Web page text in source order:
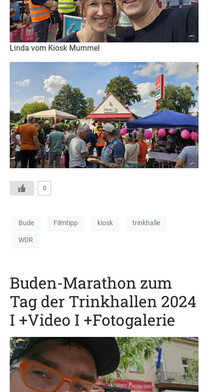
Linda vom Kiosk Mummel
0
Bude Filmtipp kiosk trinkhalle
WDR
Buden-Marathon zum
Tag der Trinkhallen 2024
I +Video I +Fotogalerie